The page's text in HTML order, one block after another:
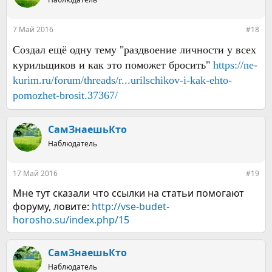
Хочу курить, а еще хочу чаю.
А вообще в Deus EX скоро босс.
Налью чаю и сахарка три, нет, четыре кубика, и в Деуса
зарубиться на пару часиков.
Это эпик вин, друзья.
концентрироваться специально на желании выпить, то оно
а потом и вовсе пропадет.
Отдельно хотелось бы поговорить про абстинентный
синдром.
Тут у меня для вас только хорошие новости. Во-первых, вы
всегда им страдали и ниче, не фпалили даже путем.
7 Май 2016 #18
Создал ещё одну тему "раздвоение личности у всех
курильщиков и как это поможет бросить" https://ne-
kurim.ru/forum/threads/r...urilschikov-i-kak-ehto-
pomozhet-brosit.37367/
СамЗнаешьКто
Наблюдатель
17 Май 2016 #19
Мне тут сказали что ссылки на статьи помогают
форуму, ловите: http://vse-budet-
horosho.su/index.php/15
СамЗнаешьКто
Наблюдатель